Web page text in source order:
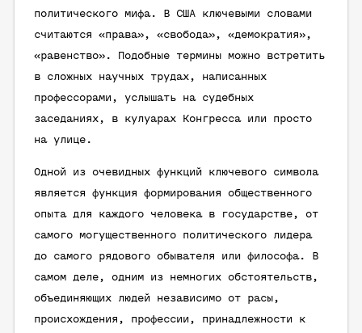
политического мифа. В США ключевыми словами
считаются «права», «свобода», «демократия»,
«равенство». Подобные термины можно встретить
в сложных научных трудах, написанных
профессорами, услышать на судебных
заседаниях, в кулуарах Конгресса или просто
на улице.
Одной из очевидных функций ключевого символа
является функция формирования общественного
опыта для каждого человека в государстве, от
самого могущественного политического лидера
до самого рядового обывателя или философа. В
самом деле, одним из немногих обстоятельств,
объединяющих людей независимо от расы,
происхождения, профессии, принадлежности к